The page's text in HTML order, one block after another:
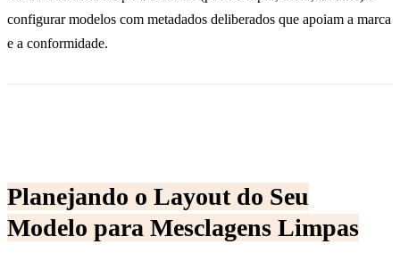
configurar modelos com metadados deliberados que apoiam a marca
e a conformidade.
Planejando o Layout do Seu
Modelo para Mesclagens Limpas